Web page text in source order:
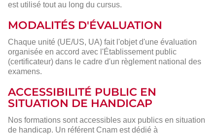
est utilisé tout au long du cursus.
MODALITÉS D'ÉVALUATION
Chaque unité (UE/US, UA) fait l'objet d'une évaluation
organisée en accord avec l'Établissement public
(certificateur) dans le cadre d'un règlement national des
examens.
ACCESSIBILITÉ PUBLIC EN
SITUATION DE HANDICAP
Nos formations sont accessibles aux publics en situation
de handicap. Un référent Cnam est dédié à